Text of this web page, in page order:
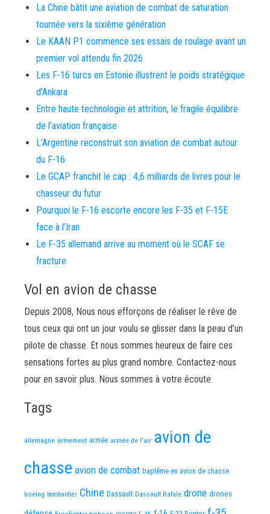
La Chine bâtit une aviation de combat de saturation
tournée vers la sixième génération
Le KAAN P1 commence ses essais de roulage avant un
premier vol attendu fin 2026
Les F-16 turcs en Estonie illustrent le poids stratégique
d’Ankara
Entre haute technologie et attrition, le fragile équilibre
de l’aviation française
L’Argentine reconstruit son aviation de combat autour
du F-16
Le GCAP franchit le cap : 4,6 milliards de livres pour le
chasseur du futur
Pourquoi le F-16 escorte encore les F-35 et F-15E
face à l’Iran
Le F-35 allemand arrive au moment où le SCAF se
fracture
Vol en avion de chasse
Depuis 2008, Nous nous efforçons de réaliser le rêve de
tous ceux qui ont un jour voulu se glisser dans la peau d’un
pilote de chasse. Et nous sommes heureux de faire ces
sensations fortes au plus grand nombre. Contactez-nous
pour en savoir plus. Nous sommes à votre écoute.
Tags
allemagne armement armée armée de l'air avion de
chasse avion de combat baptême en avion de chasse
boeing bombardier Chine Dassault Dassault Rafale drone drones